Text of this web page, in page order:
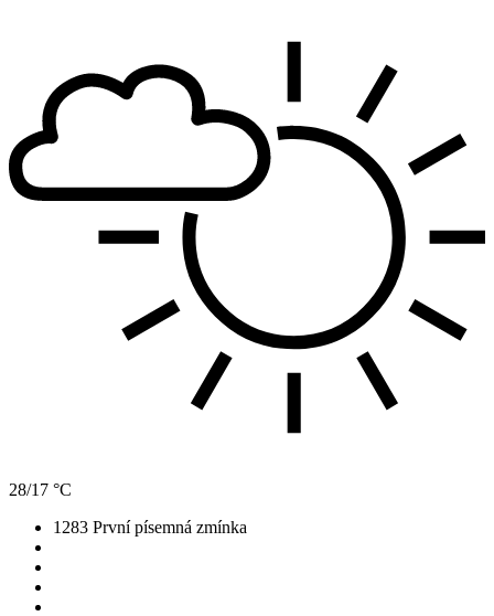
28/17 °C
1283 První písemná zmínka